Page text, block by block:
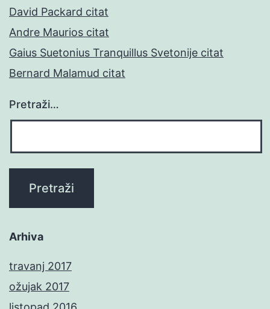
David Packard citat
Andre Maurios citat
Gaius Suetonius Tranquillus Svetonije citat
Bernard Malamud citat
Pretraži…
Arhiva
travanj 2017
ožujak 2017